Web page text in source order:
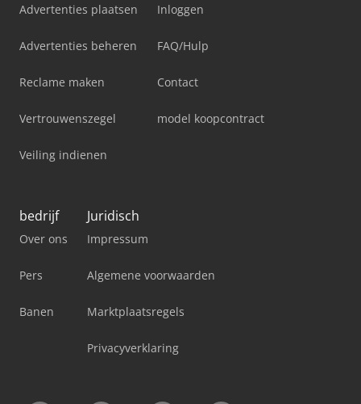
Advertenties plaatsen
Advertenties beheren
Reclame maken
Vertrouwenszegel
Veiling indienen
Inloggen
FAQ/Hulp
Contact
model koopcontract
bedrijf
Over ons
Pers
Banen
Juridisch
Impressum
Algemene voorwaarden
Marktplaatsregels
Privacyverklaring